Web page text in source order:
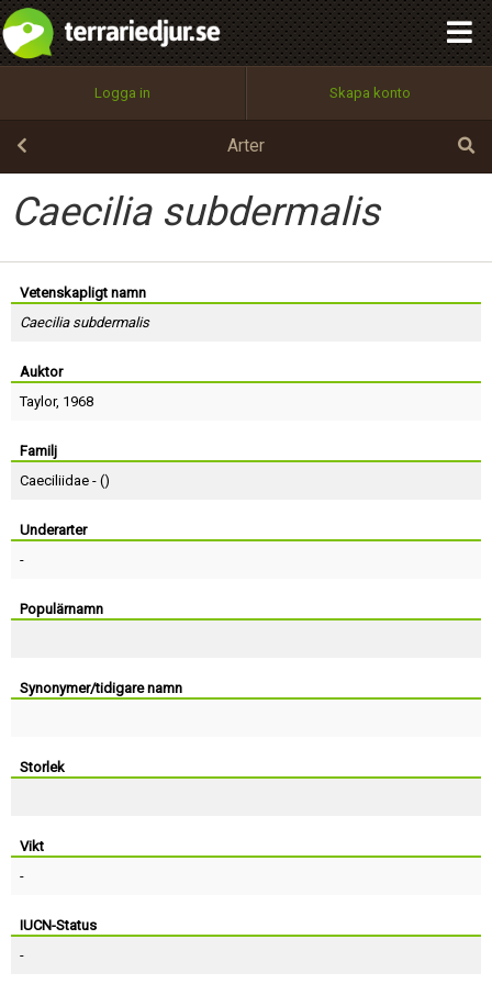
Logga in Skapa konto
Arter
Caecilia subdermalis
Vetenskapligt namn
Caecilia subdermalis
Auktor
Taylor, 1968
Familj
Caeciliidae - ()
Underarter
-
Populärnamn
Synonymer/tidigare namn
Storlek
Vikt
-
IUCN-Status
-
Utför
100%
OK
integritetspolicy
Namn:
Epost:
Lösenord:
Terms of Service
Begär nytt lösenord
Tillbaka till förstasidan